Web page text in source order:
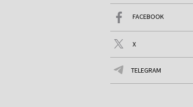
FACEBOOK
X
TELEGRAM